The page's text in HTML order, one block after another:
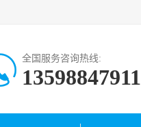
全国服务咨询热线:
13598847911